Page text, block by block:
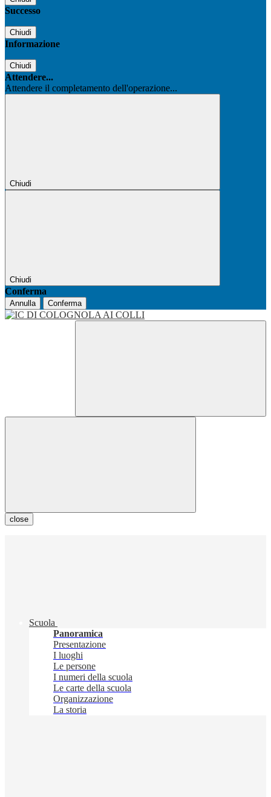
Successo
Chiudi
Informazione
Chiudi
Attendere...
Attendere il completamento dell'operazione...
Chiudi
Chiudi
Conferma
Annulla Conferma
close
Scuola
Panoramica
Presentazione
I luoghi
Le persone
I numeri della scuola
Le carte della scuola
Organizzazione
La storia